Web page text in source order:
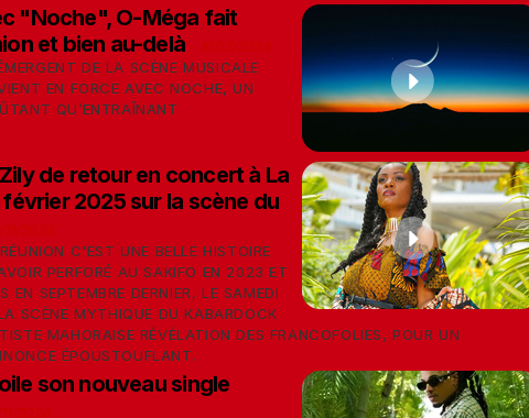
"Noche", O-Méga fait
et bien au-delà
DE LA SCÈNE MUSICALE
EN FORCE AVEC NOCHE, UN
QU’ENTRAÎNANT
de retour en concert à La
février 2025 sur la scène du
C'EST UNE BELLE HISTOIRE
PERFORÉ AU SAKIFO EN 2023 ET
EN SEPTEMBRE DERNIER, LE SAMEDI
SCÈNE MYTHIQUE DU KABARDOCK
MAHORAISE RÉVÉLATION DES FRANCOFOLIES, POUR UN
ÉPOUSTOUFLANT.
son nouveau single